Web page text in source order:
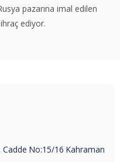
pazarına imal edilen
ediyor.
Cadde No:15/16 Kahraman